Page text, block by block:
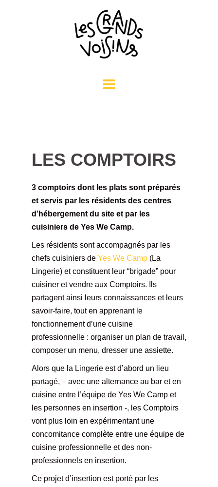
LES COMPTOIRS
3 comptoirs dont les plats sont préparés
et servis par les résidents des centres
d’hébergement du site et par les
cuisiniers de Yes We Camp.
Les résidents sont accompagnés par les
chefs cuisiniers de Yes We Camp (La
Lingerie) et constituent leur “brigade” pour
cuisiner et vendre aux Comptoirs. Ils
partagent ainsi leurs connaissances et leurs
savoir-faire, tout en apprenant le
fonctionnement d’une cuisine
professionnelle : organiser un plan de travail,
composer un menu, dresser une assiette.
Alors que la Lingerie est d’abord un lieu
partagé, – avec une alternance au bar et en
cuisine entre l’équipe de Yes We Camp et
les personnes en insertion -, les Comptoirs
vont plus loin en expérimentant une
concomitance complète entre une équipe de
cuisine professionnelle et des non-
professionnels en insertion.
Ce projet d’insertion est porté par les